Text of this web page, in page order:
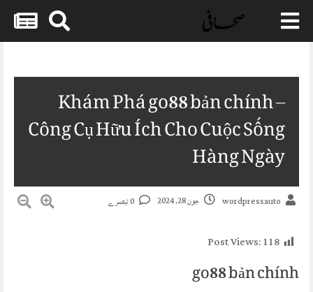
Skip
Khám Phá go88 bản chính –
Công Cụ Hữu Ích Cho Cuộc Sống
Hàng Ngày
wordpressauto جون 28, 2024
Post Views:118
go88 bản chính